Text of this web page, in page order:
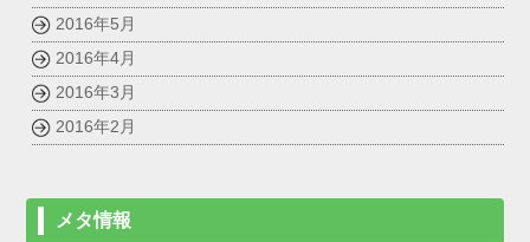
2016年5月
2016年4月
2016年3月
2016年2月
メタ情報